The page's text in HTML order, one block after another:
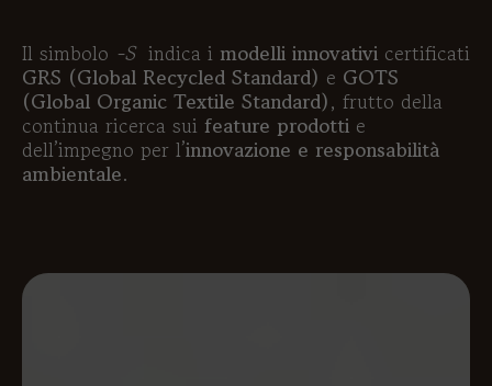
Il simbolo -Sindica i modelli innovativi certificati
GRS (Global Recycled Standard) e GOTS
(Global Organic Textile Standard), frutto della
continua ricerca sui feature prodotti e
dell’impegno per l’innovazione e responsabilità
ambientale.